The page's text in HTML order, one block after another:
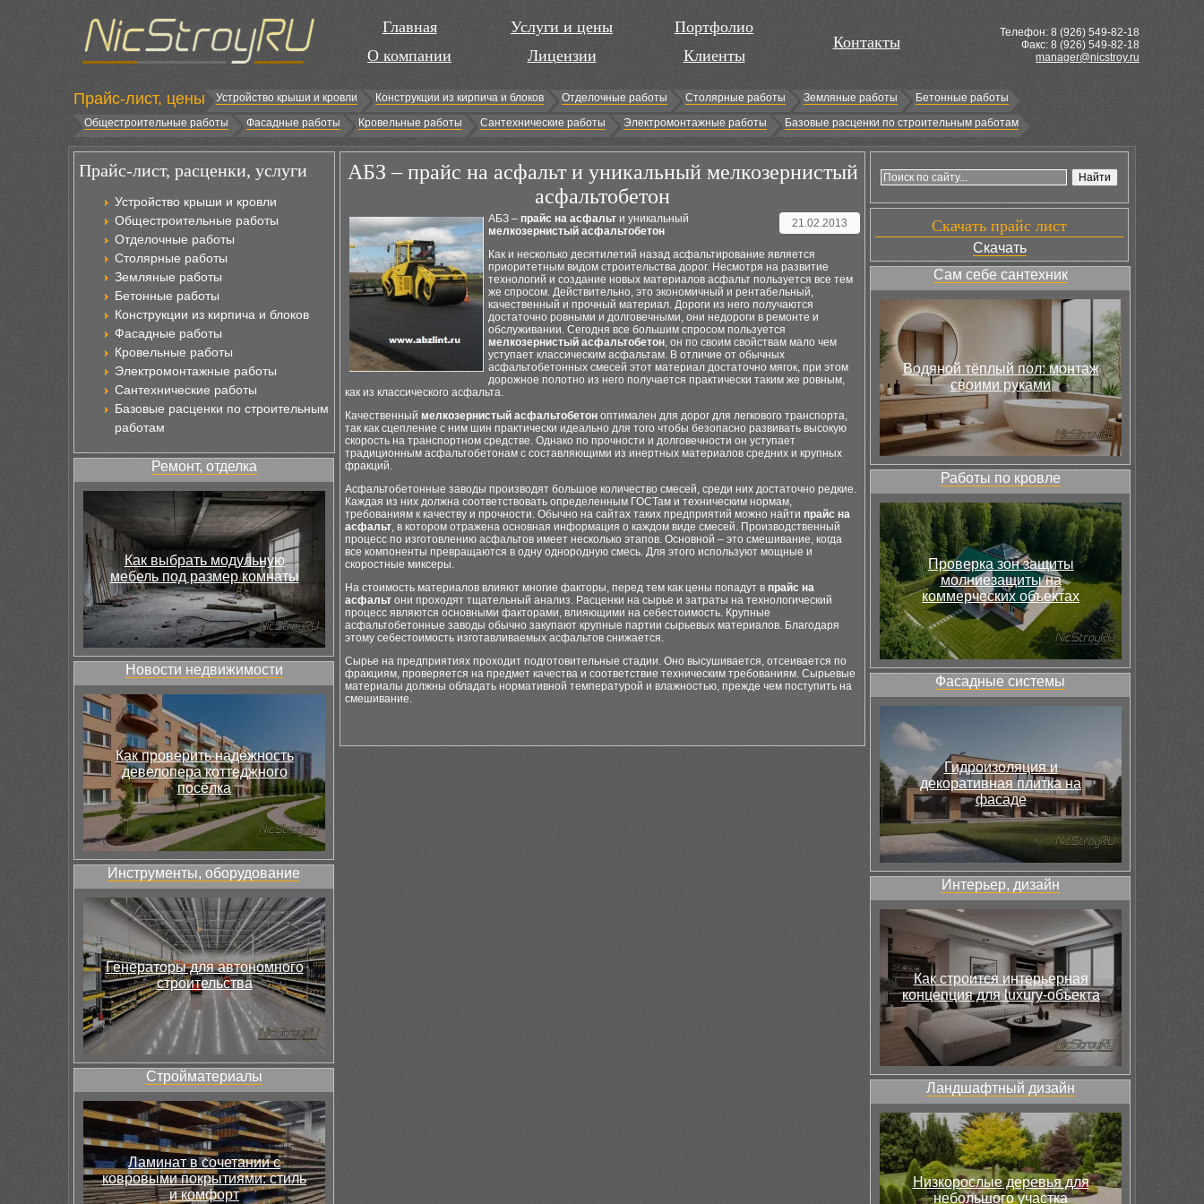
Главная
О компании
Услуги и цены
Лицензии
Портфолио
Клиенты
Контакты
Телефон: 8 (926) 549-82-18
Факс: 8 (926) 549-82-18
manager@nicstroy.ru
Прайс-лист, цены Устройство крыши и кровли Конструкции из кирпича и блоков Отделочные работы Столярные работы Земляные работы
Бетонные работы
Общестроительные работы
Фасадные работы Кровельные работы Сантехнические работы Электромонтажные работы Базовые расценки по строительным работам
Прайс-лист, расценки, услуги
Устройство крыши и кровли
Общестроительные работы
Отделочные работы
Столярные работы
Земляные работы
Бетонные работы
Конструкции из кирпича и блоков
Фасадные работы
Кровельные работы
Электромонтажные работы
Сантехнические работы
Базовые расценки по строительным
работам
Ремонт, отделка
Как выбрать модульную
мебель под размер комнаты
Новости недвижимости
Как проверить надёжность
девелопера коттеджного
посёлка
Инструменты, оборудование
Генераторы для автономного
строительства
Стройматериалы
Ламинат в сочетании с
ковровыми покрытиями: стиль
и комфорт
АБЗ – прайс на асфальт и уникальный мелкозернистый
асфальтобетон
21.02.2013
АБЗ – прайс на асфальт и уникальный
мелкозернистый асфальтобетон
Как и несколько десятилетий назад асфальтирование является
приоритетным видом строительства дорог. Несмотря на развитие
технологий и создание новых материалов асфальт пользуется все тем
же спросом. Действительно, это экономичный и рентабельный,
качественный и прочный материал. Дороги из него получаются
достаточно ровными и долговечными, они недороги в ремонте и
обслуживании. Сегодня все большим спросом пользуется
мелкозернистый асфальтобетон, он по своим свойствам мало чем
уступает классическим асфальтам. В отличие от обычных
асфальтобетонных смесей этот материал достаточно мягок, при этом
дорожное полотно из него получается практически таким же ровным,
как из классического асфальта.
Качественный мелкозернистый асфальтобетон оптимален для дорог для легкового транспорта,
так как сцепление с ним шин практически идеально для того чтобы безопасно развивать высокую
скорость на транспортном средстве. Однако по прочности и долговечности он уступает
традиционным асфальтобетонам с составляющими из инертных материалов средних и крупных
фракций.
Асфальтобетонные заводы производят большое количество смесей, среди них достаточно редкие.
Каждая из них должна соответствовать определенным ГОСТам и техническим нормам,
требованиям к качеству и прочности. Обычно на сайтах таких предприятий можно найти прайс на
асфальт, в котором отражена основная информация о каждом виде смесей. Производственный
процесс по изготовлению асфальтов имеет несколько этапов. Основной – это смешивание, когда
все компоненты превращаются в одну однородную смесь. Для этого используют мощные и
скоростные миксеры.
На стоимость материалов влияют многие факторы, перед тем как цены попадут в прайс на
асфальт они проходят тщательный анализ. Расценки на сырье и затраты на технологический
процесс являются основными факторами, влияющими на себестоимость. Крупные
асфальтобетонные заводы обычно закупают крупные партии сырьевых материалов. Благодаря
этому себестоимость изготавливаемых асфальтов снижается.
Сырье на предприятиях проходит подготовительные стадии. Оно высушивается, отсеивается по
фракциям, проверяется на предмет качества и соответствие техническим требованиям. Сырьевые
материалы должны обладать нормативной температурой и влажностью, прежде чем поступить на
смешивание.
Скачать прайс лист
Скачать
Сам себе сантехник
Водяной тёплый пол: монтаж
своими руками
Работы по кровле
Проверка зон защиты
молниезащиты на
коммерческих объектах
Фасадные системы
Гидроизоляция и
декоративная плитка на
фасаде
Интерьер, дизайн
Как строится интерьерная
концепция для luxury-объекта
Ландшафтный дизайн
Низкорослые деревья для
небольшого участка